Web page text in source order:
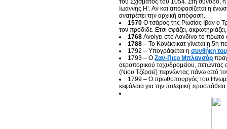
του Σχίσματος του 1054. Στη σύνοδο, η
Ιωάννης Η’. Αν και αποφασίζεται η
ανατρέπει την αρχική απόφαση.
1570 Ο τσάρος της Ρωσίας Ιβάν ο
τον πρόδιδε. Ετσι σφάζει, ακρωτηριάζει,
1768 Aνοίγει στο Λονδίνο το
1788 – Το Κονέκτικατ γίνεται η 5η
1792 – Υπογράφεται η συνθήκη του
1793 – Ο Ζαν-Πιερ Μπλανσάρ
αεροπορικού ταχυδρομείου,
(Νιου Τζέρσεϊ) περνώντας πάνω από
1799 – Ο πρωθυπουργός του
κεφάλαια για την πολεμική